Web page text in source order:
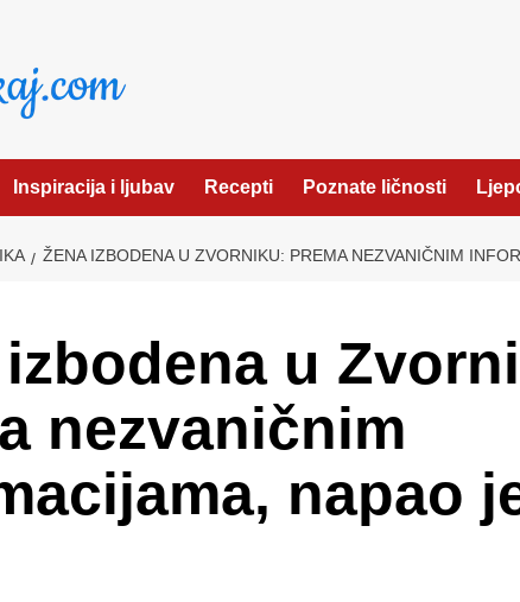
Inspiracija i ljubav Recepti Poznate ličnosti
ŽENA IZBODENA U ZVORNIKU: PREMA NEZVANIČNIM
u
nezvaničnim
napao